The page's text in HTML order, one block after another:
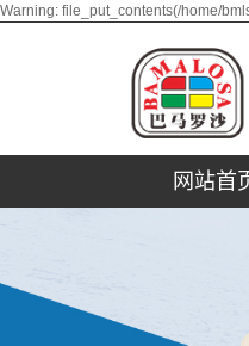
Warning: file_put_contents(/home/
网站首